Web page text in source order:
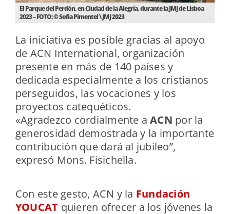
El Parque del Perdón, en Ciudad de la Alegría, durante la JMJ de Lisboa
2023 – FOTO: © Sofia Pimentel \ JMJ 2023
La iniciativa es posible gracias al apoyo
de ACN International, organización
presente en más de 140 países y
dedicada especialmente a los cristianos
perseguidos, las vocaciones y los
proyectos catequéticos.
«Agradezco cordialmente aACN por la
generosidad demostrada y la importante
contribución que dará al jubileo”,
expresó Mons. Fisichella.
Con este gesto, ACN y la Fundación
YOUCAT quieren ofrecer a los jóvenes la